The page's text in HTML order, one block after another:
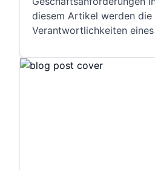
diesem Artikel werden die
Verantwortlichkeiten eines